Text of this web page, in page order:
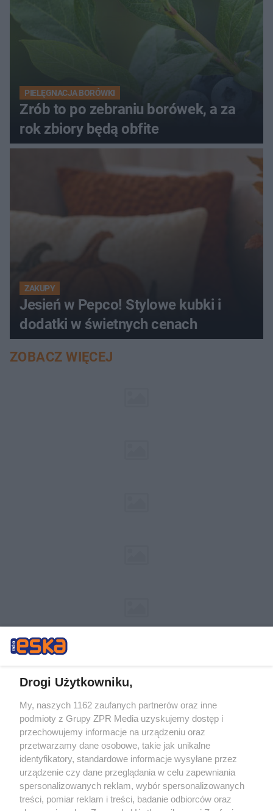
PIELĘGNACJA BORÓWKI
Zrób to po zebraniu borówek, a za
rok zbiory będą obfite
ZAKUPY
Jesień w Pepco! Stylowe kubki i
dodatki w świetnych cenach
ZOBACZ WIĘCEJ
Żaden utwór zamieszczony w serwisie nie może być powielany i
rozpowszechniany lub dalej rozpowszechniany w jakikolwiek sposób (w
tym także elektroniczny lub mechaniczny) na jakimkolwiek polu
eksploatacji w jakiejkolwiek formie, włącznie z umieszczaniem w
Internecie bez pisemnej zgody właściciela praw. Jakiekolwiek użycie lub
wykorzystanie utworów w całości lub w części z naruszeniem prawa,
tzn. bez właściwej zgody, jest zabronione pod groźbą kary i może być
ścigane prawnie.
Drogi Użytkowniku,
My, naszych 1162 zaufanych partnerów oraz inne
podmioty z Grupy ZPR Media uzyskujemy dostęp i
przechowujemy informacje na urządzeniu oraz
przetwarzamy dane osobowe, takie jak unikalne
identyfikatory, standardowe informacje wysyłane przez
urządzenie czy dane przeglądania w celu zapewniania
spersonalizowanych reklam, wybór spersonalizowanych
treści, pomiar reklam i treści, badanie odbiorców oraz